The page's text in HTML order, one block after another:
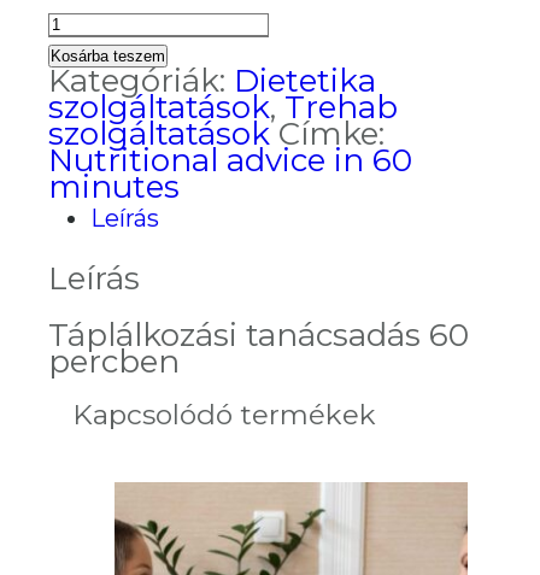
Dietetika
(Szj.
86.90)
-
Dietetikai
konzultáció
60
perc
mennyiség
Kosárba teszem
Kategóriák: Dietetika
szolgáltatások, Trehab
szolgáltatások Címke:
Nutritional advice in 60
minutes
Leírás
Leírás
Táplálkozási tanácsadás 60
percben
Kapcsolódó termékek